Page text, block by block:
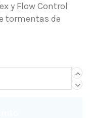
y Flow Control
tormentas de